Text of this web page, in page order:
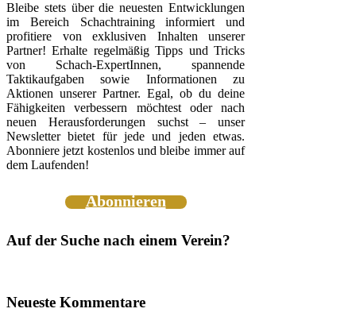
Bleibe stets über die neuesten Entwicklungen
im Bereich Schachtraining informiert und
profitiere von exklusiven Inhalten unserer
Partner! Erhalte regelmäßig Tipps und Tricks
von Schach-ExpertInnen, spannende
Taktikaufgaben sowie Informationen zu
Aktionen unserer Partner. Egal, ob du deine
Fähigkeiten verbessern möchtest oder nach
neuen Herausforderungen suchst – unser
Newsletter bietet für jede und jeden etwas.
Abonniere jetzt kostenlos und bleibe immer auf
dem Laufenden!
Abonnieren
Auf der Suche nach einem Verein?
Neueste Kommentare